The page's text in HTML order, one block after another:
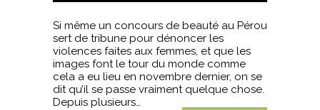
Si même un concours de beauté au Pérou
sert de tribune pour dénoncer les
violences faites aux femmes, et que les
images font le tour du monde comme
cela a eu lieu en novembre dernier, on se
dit qu’il se passe vraiment quelque chose.
Depuis plusieurs…